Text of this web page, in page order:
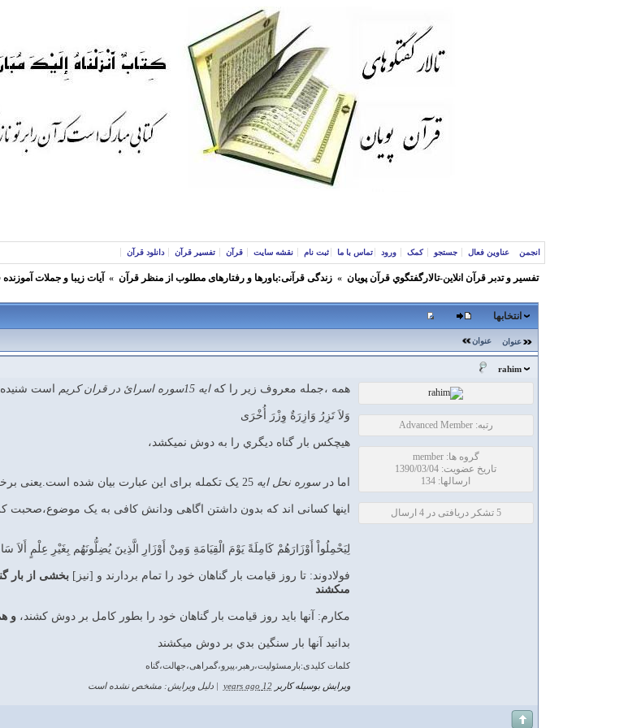
انجمن عناوین فعال جستجو کمک ورود تماس با ما ثبت نام نقشه سایت قرآن تفسیر قرآن دانلود قرآن
تفسير و‌ تدبر قرآن انلاين-تالارگفتگوي قرآن پویان » زندگی قرآنی:باورها و رفتارهای مطلوب از منظر قرآن » آيات زیبا و جملات
انتخابها
عنوان عنوان
rahim
رتبه: Advanced Member
گروه ها: member
تاریخ عضویت: 1390/03/04
ارسالها: 134
5 تشکر دریافتی در 4 ارسال
همه ،جمله معروف زیر را کهایه 15سوره اسرائ در قران کریم است شنیده
وَلاَ تَزِرُ وَازِرَةٌ وِزْرَ أُخْرَى
هيچكس بار گناه ديگري را به دوش نمي‏كشد،
اما درسوره نحل ایه25 یک تکمله برای این عبارت بیان شده است.یعنی برخی افراد ،علاوه بر بار گناه خودشان ،در گناه دیگران هم شریک هستند.
اینها کسانی اند که بدون داشتن اگاهی ودانش کافی به یک موضوع،صحبت
لِيَحْمِلُواْ أَوْزَارَهُمْ كَامِلَةً يَوْمَ الْقِيَامَةِ وَمِنْ أَوْزَارِ الَّذِينَ يُضِلُّونَهُم بِغَيْرِ عِلْمٍ أَلاَ سَاء
فولادوند: تا روز قيامت بار گناهان خود را تمام بردارند و [نيز]بخشى از بار
مى‏كشند
مکارم: آنها بايد روز قيامت بار گناهان خود را بطور كامل بر دوش كشند،و
بدانيد آنها بار سنگين بدي بر دوش مي‏كشند
کلمات کلیدی:بارمسئولیت،رهبر،پیرو،گمراهی،جهالت،گناه
ویرایش بوسیله کاربر 12 years ago
|دلیل ویرایش: مشخص نشده است